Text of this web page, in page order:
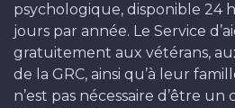
psychologique, disponible 24
jours par année. Le Service
gratuitement aux vétérans,
de la GRC, ainsi qu’à leur
n’est pas nécessaire d’être un